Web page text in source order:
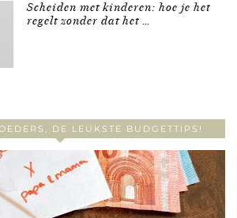
Scheiden met kinderen: hoe je het
regelt zonder dat het …
DE LEUKSTE BUDGETTIPS!